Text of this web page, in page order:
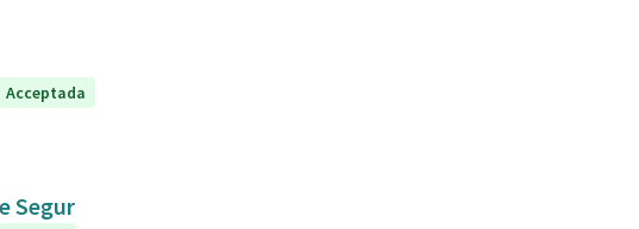
Acceptada
Segur